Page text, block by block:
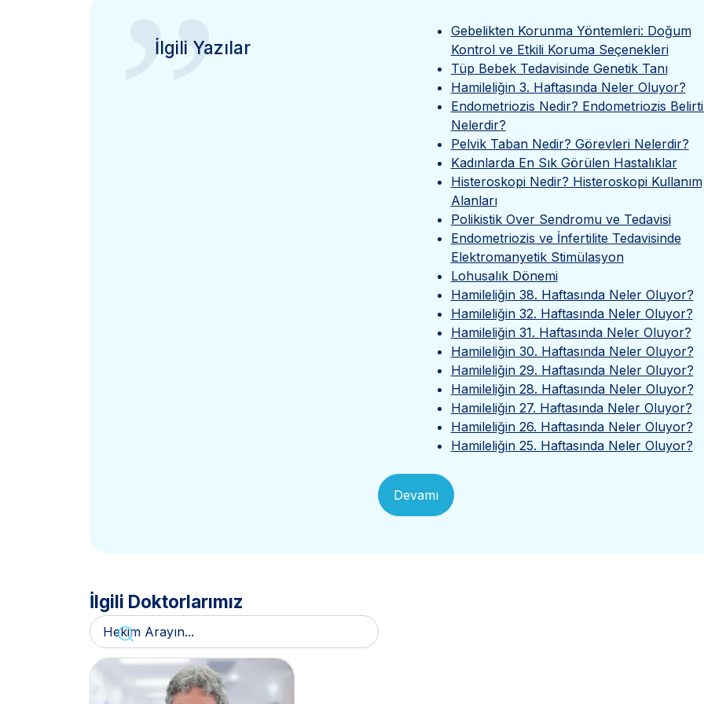
”
İlgili Yazılar
Gebelikten Korunma Yöntemleri: Doğum
Kontrol ve Etkili Koruma Seçenekleri
Tüp Bebek Tedavisinde Genetik Tanı
Hamileliğin 3. Haftasında Neler Oluyor?
Endometriozis Nedir? Endometriozis
Nelerdir?
Pelvik Taban Nedir? Görevleri Nelerdir?
Kadınlarda En Sık Görülen Hastalıklar
Histeroskopi Nedir? Histeroskopi Kullanım
Alanları
Polikistik Over Sendromu ve Tedavisi
Endometriozis ve İnfertilite Tedavisinde
Elektromanyetik Stimülasyon
Lohusalık Dönemi
Hamileliğin 38. Haftasında Neler Oluyor?
Hamileliğin 32. Haftasında Neler Oluyor?
Hamileliğin 31. Haftasında Neler Oluyor?
Hamileliğin 30. Haftasında Neler Oluyor?
Hamileliğin 29. Haftasında Neler Oluyor?
Hamileliğin 28. Haftasında Neler Oluyor?
Hamileliğin 27. Haftasında Neler Oluyor?
Hamileliğin 26. Haftasında Neler Oluyor?
Hamileliğin 25. Haftasında Neler Oluyor?
Devamı
İlgili Doktorlarımız